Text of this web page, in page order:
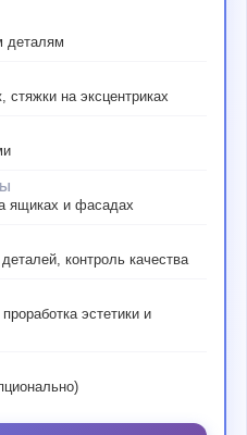
деталям
на эксцентриках
ящиках и фасадах
контроль качества
эстетики и